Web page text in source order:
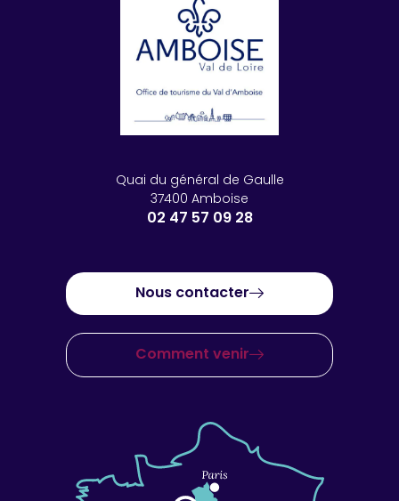
Quai du général de Gaulle
37400 Amboise
02 47 57 09 28
Nous contacter
Comment venir